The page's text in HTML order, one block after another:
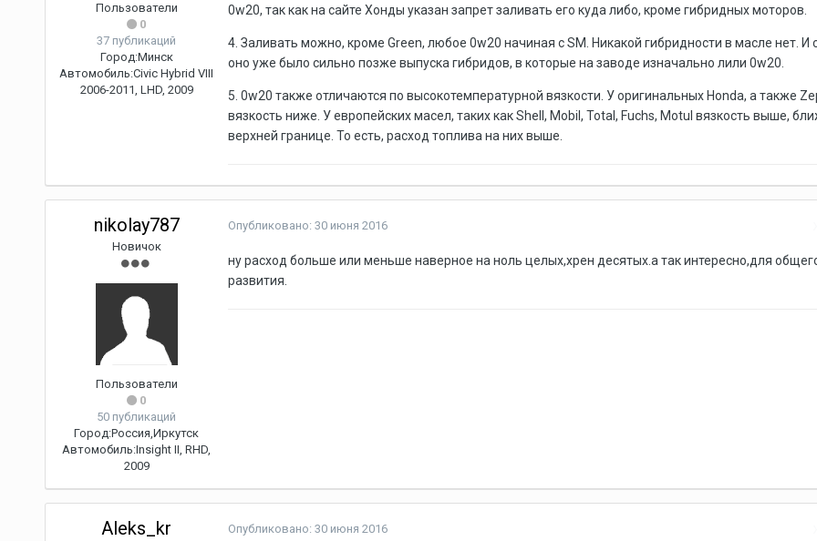
Пользователи
0
37 публикаций
Город:Минск
Автомобиль:Civic Hybrid VIII
2006-2011, LHD, 2009
0w20, так как на сайте Хонды указан запрет заливать его куда либо, кроме гибридных моторов.
4. Заливать можно, кроме Green, любое 0w20 начиная с SM. Никакой гибридности в масле нет. И
оно уже было сильно позже выпуска гибридов, в которые на заводе изначально лили 0w20.
5. 0w20 также отличаются по высокотемпературной вязкости. У оригинальных Honda, а также
вязкость ниже. У европейских масел, таких как Shell, Mobil, Total, Fuchs, Motul вязкость выше,
верхней границе. То есть, расход топлива на них выше.
nikolay787
Новичок
Пользователи
0
50 публикаций
Город:Россия,Иркутск
Автомобиль:Insight II, RHD,
2009
Опубликовано: 30 июня 2016
ну расход больше или меньше наверное на ноль целых,хрен десятых.а так интересно,для
развития.
Aleks_kr Опубликовано: 30 июня 2016